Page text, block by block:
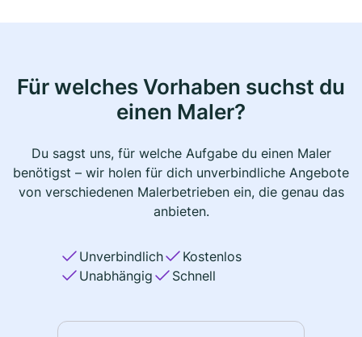
Für welches Vorhaben suchst du
einen Maler?
Du sagst uns, für welche Aufgabe du einen Maler
benötigst – wir holen für dich unverbindliche Angebote
von verschiedenen Malerbetrieben ein, die genau das
anbieten.
Unverbindlich
Kostenlos
Unabhängig
Schnell